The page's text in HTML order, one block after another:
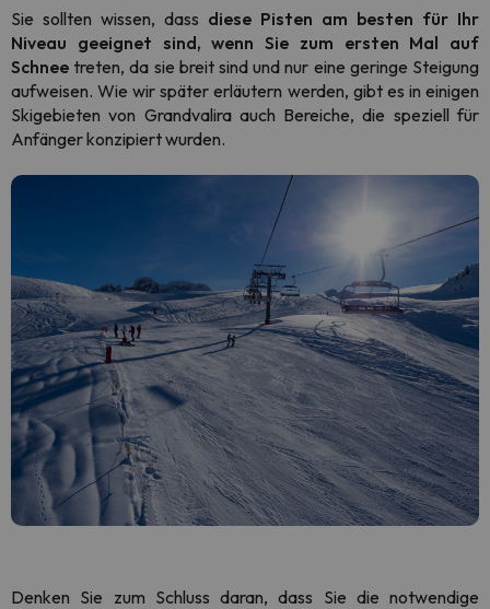
Sie sollten wissen, dass diese Pisten am besten für Ihr
Niveau geeignet sind, wenn Sie zum ersten Mal auf
Schnee treten, da sie breit sind und nur eine geringe Steigung
aufweisen. Wie wir später erläutern werden, gibt es in einigen
Skigebieten von Grandvalira auch Bereiche, die speziell für
Anfänger konzipiert wurden.
Denken Sie zum Schluss daran, dass Sie die notwendige